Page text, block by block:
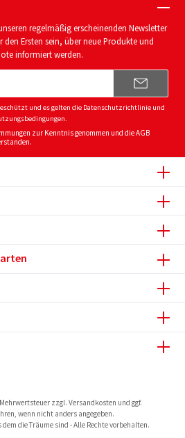
regelmäßig erscheinenden Newsletter
den Ersten sein, über neue Produkte und
informiert werden.
Adresse*
und es gelten die Datenschutzrichtlinieund
.
zur Kenntnis genommen und dieAGB
zzgl. Versandkosten und ggf.
wenn nicht anders angegeben.
die Träume sind - Alle Rechte vorbehalten.